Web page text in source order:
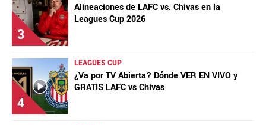
3
Alineaciones de LAFC vs. Chivas en la
Leagues Cup 2026
4
LEAGUES CUP
¿Va por TV Abierta? Dónde VER EN VIVO y
GRATIS LAFC vs Chivas